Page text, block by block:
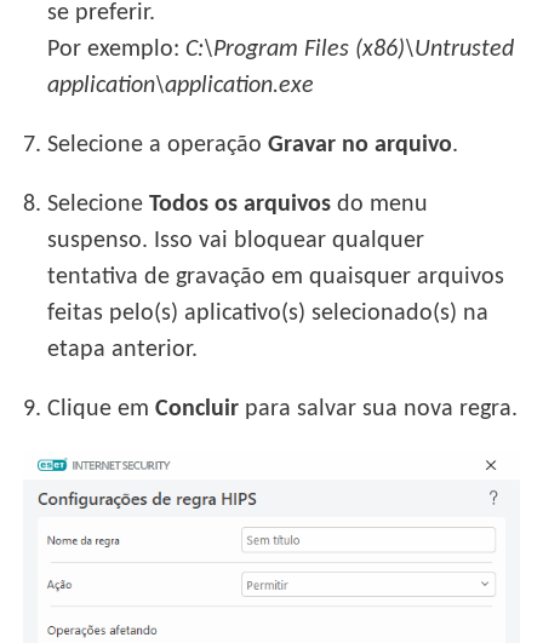
se preferir.
Por exemplo:C:\Program Files (x86)\Untrusted
application\application.exe
7. Selecione a operaçãoGravar no arquivo.
8. SelecioneTodos os arquivos do menu
suspenso. Isso vai bloquear qualquer
tentativa de gravação em quaisquer arquivos
feitas pelo(s) aplicativo(s) selecionado(s) na
etapa anterior.
9. Clique emConcluir para salvar sua nova regra.